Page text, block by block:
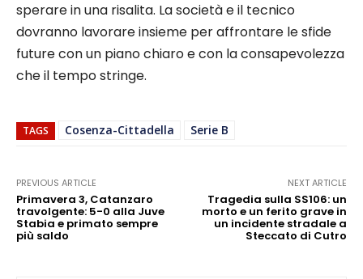
sperare in una risalita. La società e il tecnico
dovranno lavorare insieme per affrontare le sfide
future con un piano chiaro e con la consapevolezza
che il tempo stringe.
TAGS Cosenza-Cittadella Serie B
PREVIOUS ARTICLE
Primavera 3, Catanzaro
travolgente: 5-0 alla Juve
Stabia e primato sempre
più saldo
NEXT ARTICLE
Tragedia sulla SS106: un
morto e un ferito grave in
un incidente stradale a
Steccato di Cutro